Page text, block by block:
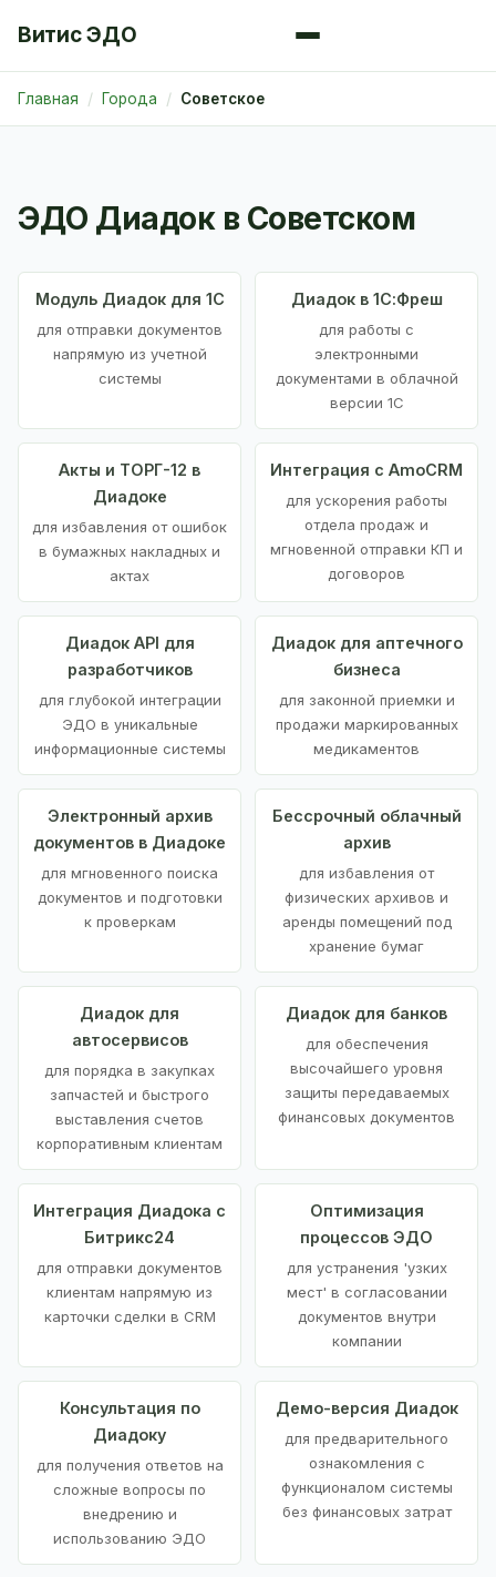
Витис ЭДО
Главная Города Советское
ЭДО Диадок в Советском
Модуль Диадок для 1С
для отправки документов
напрямую из учетной
системы
Диадок в 1С:Фреш
для работы с
электронными
документами в облачной
версии 1С
Акты и ТОРГ-12 в
Диадоке
для избавления от ошибок
в бумажных накладных и
актах
Интеграция с AmoCRM
для ускорения работы
отдела продаж и
мгновенной отправки КП и
договоров
Диадок API для
разработчиков
для глубокой интеграции
ЭДО в уникальные
информационные системы
Диадок для аптечного
бизнеса
для законной приемки и
продажи маркированных
медикаментов
Электронный архив
документов в Диадоке
для мгновенного поиска
документов и подготовки
к проверкам
Бессрочный облачный
архив
для избавления от
физических архивов и
аренды помещений под
хранение бумаг
Диадок для
автосервисов
для порядка в закупках
запчастей и быстрого
выставления счетов
корпоративным клиентам
Диадок для банков
для обеспечения
высочайшего уровня
защиты передаваемых
финансовых документов
Интеграция Диадока с
Битрикс24
для отправки документов
клиентам напрямую из
карточки сделки в CRM
Оптимизация
процессов ЭДО
для устранения 'узких
мест' в согласовании
документов внутри
компании
Консультация по
Диадоку
для получения ответов на
сложные вопросы по
внедрению и
использованию ЭДО
Демо-версия Диадок
для предварительного
ознакомления с
функционалом системы
без финансовых затрат